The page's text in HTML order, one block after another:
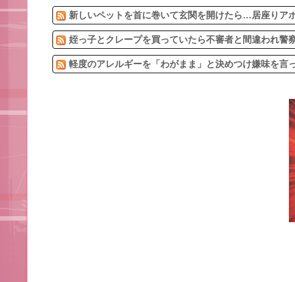
新しいペットを首に巻いて玄関を開けたら…居座りア
姪っ子とクレープを買っていたら不審者と間違われ警
軽度のアレルギーを「わがまま」と決めつけ嫌味を言